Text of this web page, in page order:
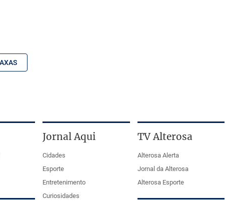
Jornal Aqui
Cidades
Esporte
Entretenimento
Curiosidades
TV Alterosa
Alterosa Alerta
Jornal da Alterosa
Alterosa Esporte